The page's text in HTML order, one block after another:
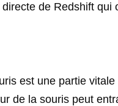
de Redshift
est une partie
de la souris peut